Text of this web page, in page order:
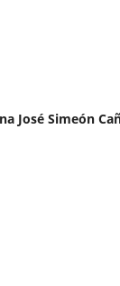
José Simeón